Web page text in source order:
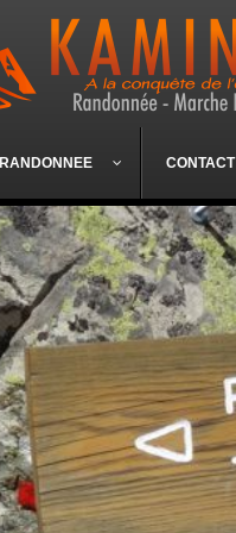
RANDONNEE CONTACT